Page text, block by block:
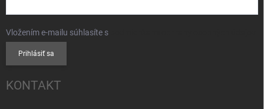
Vložením e-mailu súhlasíte s
Prihlásiť sa
KONTAKT